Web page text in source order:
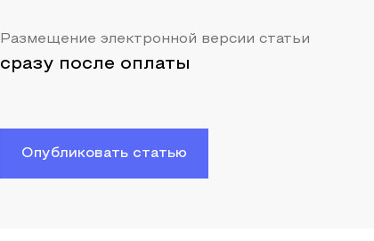
Размещение электронной версии статьи
сразу после оплаты
Опубликовать статью